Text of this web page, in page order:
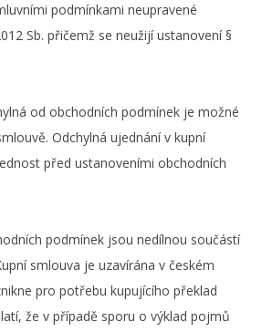
podmínkami neupravené
Sb. přičemž se neužijí ustanovení §
od obchodních podmínek je možné
Odchylná ujednání v kupní
před ustanoveními obchodních
podmínek jsou nedílnou součástí
smlouva je uzavírána v českém
pro potřebu kupujícího překlad
že v případě sporu o výklad pojmů